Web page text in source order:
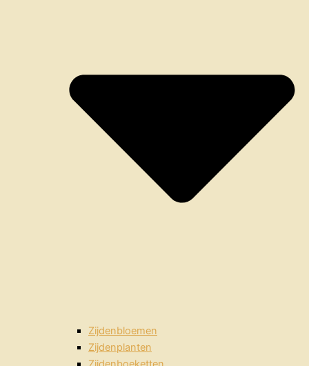
Zijdenbloemen
Zijdenplanten